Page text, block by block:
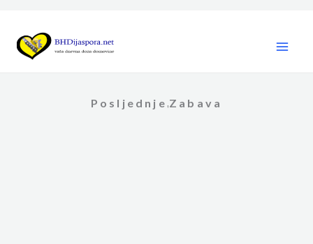
content
Posljednje ,Zabava